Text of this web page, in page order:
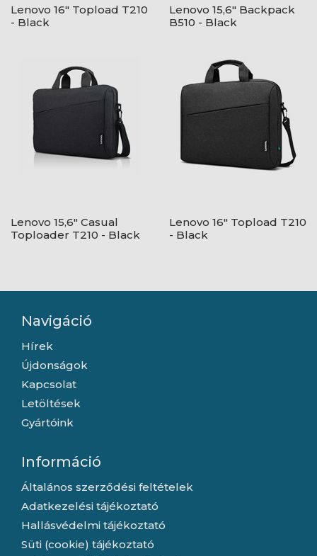
Lenovo 16" Topload T210
- Black
Lenovo 15,6" Backpack
B510 - Black
Lenovo 15,6" Casual
Toploader T210 - Black
Lenovo 16" Topload T210
- Black
Navigáció
Hírek
Újdonságok
Kapcsolat
Letöltések
Gyártóink
Információ
Általános szerződési feltételek
Adatkezelési tájékoztató
Hallásvédelmi tájékoztató
Süti (cookie) tájékoztató